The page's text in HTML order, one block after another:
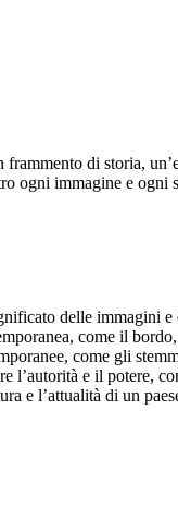
di storia,
ogni immagine e ogni
delle immagini e
come il
come gli
l’autorità e il potere,
e l’attualità di un